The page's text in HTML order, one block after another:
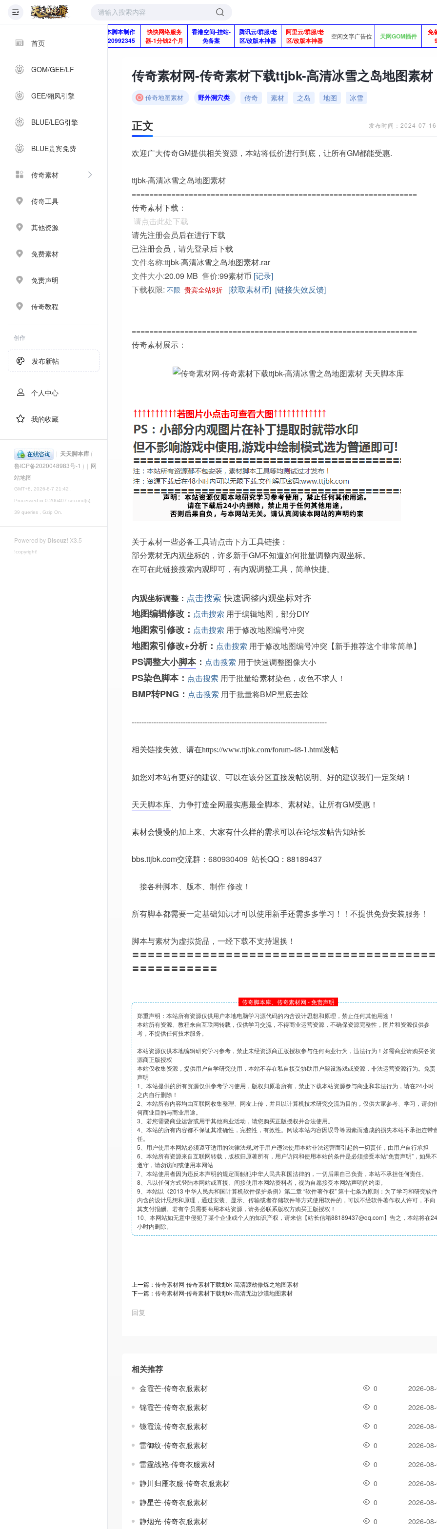
首页
GOM/GEE/LF
GEE/翎风引擎
BLUE/LEG引擎
BLUE贵宾免费
传奇素材
传奇工具
其他资源
免费素材
免责声明
传奇教程
创作
发布新帖
个人中心
我的收藏
| 天天脚本库 (
鲁ICP备2020048983号-1 ) | 网
站地图
GMT+8, 2026-8-7 21:42 ,
Processed in 0.206407 second(s),
39 queries , Gzip On.
Powered by Discuz! X3.5
!copyright!
版本脚本制作
Q920992345
快快网络服务
器-1分钱2个月
香港空间-挂站-
免备案
腾讯云/群服/老
区/改版本神器
阿里云/群服/老
区/改版本神器
空闲文字广告位 天网GOM插件
免
传奇素材网-传奇素材下载ttjbk-高清冰雪之岛地图素材
传奇地图素材 野外洞穴类 传奇 素材 之岛 地图 冰雪
正文 发布时间：2024-07-16
欢迎广大传奇GM提供相关资源，本站将低价进行到底，让所有GM都能受惠.
ttjbk-高清冰雪之岛地图素材
=================================================================
传奇素材下载：
请点击此处下载
请先注册会员后在进行下载
已注册会员，请先登录后下载
文件名称:ttjbk-高清冰雪之岛地图素材.rar
文件大小:20.09 MB 售价:99素材币 [记录]
下载权限: 不限 贵宾全站9折 [获取素材币] [链接失效反馈]
=================================================================
传奇素材展示：
关于素材一些必备工具请点击下方工具链接：
部分素材无内观坐标的，许多新手GM不知道如何批量调整内观坐标。
在可在此链接搜索内观即可，有内观调整工具，简单快捷。
内观坐标调整： 点击搜索快速调整内观坐标对齐
地图编辑修改： 点击搜索 用于编辑地图，部分DIY
地图索引修改： 点击搜索 用于修改地图编号冲突
地图索引修改+分析： 点击搜索 用于修改地图编号冲突【新手推荐这个非常简单】
PS调整大小脚本： 点击搜索 用于快速调整图像大小
PS染色脚本： 点击搜索 用于批量给素材染色，改色不求人！
BMP转PNG： 点击搜索 用于批量将BMP黑底去除
--------------------------------------------------------------------------------
相关链接失效、请在https://www.ttjbk.com/forum-48-1.html发帖
如您对本站有更好的建议、可以在该分区直接发帖说明、好的建议我们一定采纳！
天天脚本库、力争打造全网最实惠最全脚本、素材站。让所有GM受惠！
素材会慢慢的加上来、大家有什么样的需求可以在论坛发帖告知站长
bbs.ttjbk.com交流群： 680930409 站长QQ：88189437
接各种脚本、版本、制作 修改！
所有脚本都需要一定基础知识才可以使用新手还需多多学习！！不提供免费安装服务！
脚本与素材为虚拟货品，一经下载不支持退换！
〓〓〓〓〓〓〓〓〓〓〓〓〓〓〓〓〓〓〓〓〓〓〓〓〓〓〓〓〓〓〓〓〓〓〓〓〓〓
〓〓〓〓〓〓〓〓〓〓〓
传奇脚本库、传奇素材网 - 免责声明
郑重声明：本站所有资源仅供用户本地电脑学习源代码的内含设计思想和原理，禁止任何其他用途！
本站所有资源、教程来自互联网转载，仅供学习交流，不得商业运营资源，不确保资源完整性，图片和资源仅供参
考，不提供任何技术服务。
本站资源仅供本地编辑研究学习参考，禁止未经资源商正版授权参与任何商业行为，违法行为！如需商业请购买各资
源商正版授权
本站仅收集资源，提供用户自学研究使用，本站不存在私自接受协助用户架设游戏或资源，非法运营资源行为。免责
声明
1、本站提供的所有资源仅供参考学习使用，版权归原著所有，禁止下载本站资源参与商业和非法行为，请在24小时
之内自行删除！
2、本站所有内容均由互联网收集整理、网友上传，并且以计算机技术研究交流为目的，仅供大家参考、学习，请勿
何商业目的与商业用途。
3、若您需要商业运营或用于其他商业活动，请您购买正版授权并合法使用。
4、本站的所有内容都不保证其准确性，完整性，有效性。阅读本站内容因误导等因素而造成的损失本站不承担连带
任。
5、用户使用本网站必须遵守适用的法律法规,对于用户违法使用本站非法运营而引起的一切责任，由用户自行承担
6、本站所有资源来自互联网转载，版权归原著所有，用户访问和使用本站的条件是必须接受本站“免责声明”，如果不
遵守，请勿访问或使用本网站
7、本站使用者因为违反本声明的规定而触犯中华人民共和国法律的，一切后果自己负责，本站不承担任何责任。
8、凡以任何方式登陆本网站或直接、间接使用本网站资料者，视为自愿接受本网站声明的约束。
9、本站以《2013 中华人民共和国计算机软件保护条例》第二章 “软件著作权” 第十七条为原则：为了学习和研究软件
内含的设计思想和原理，通过安装、显示、传输或者存储软件等方式使用软件的，可以不经软件著作权人许可，不向
其支付报酬。若有学员需要商用本站资源，请务必联系版权方购买正版授权！
10、本网站如无意中侵犯了某个企业或个人的知识产权，请来信【站长信箱88189437@qq.com】告之，本站将在24
小时内删除。
上一篇： 传奇素材网-传奇素材下载ttjbk-高清渡劫修炼之地图素材
下一篇： 传奇素材网-传奇素材下载ttjbk-高清无边沙漠地图素材
回复
相关推荐
金霞芒-传奇衣服素材 0 2026-
锦霞芒-传奇衣服素材 0 2026-
镜霞流-传奇衣服素材 0 2026-
雷御纹-传奇衣服素材 0 2026-
雷霆战袍-传奇衣服素材 0 2026-
静川归雁衣服-传奇衣服素材 0 2026-
静星芒-传奇衣服素材 0 2026-
静烟光-传奇衣服素材 0 2026-